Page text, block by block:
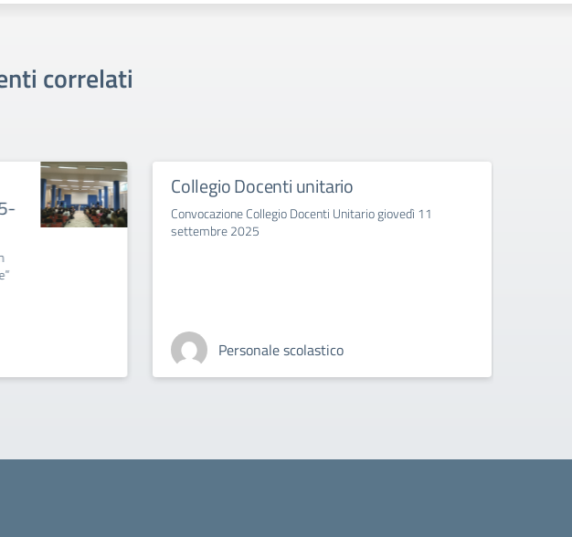
correlati
Collegio Docenti unitario
Convocazione Collegio Docenti Unitario giovedì 11
settembre 2025
Personale scolastico